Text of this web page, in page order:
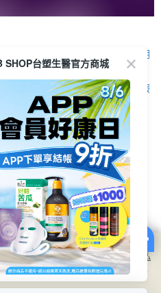
顯示電腦版詳細說明
客服
潤系列
使用 cookie 方式之詳情，及若您不希
的 cookie 設定，請參閱本網站「
隱私
網站即表示您同意本公司得按本網站使
SHOP台塑生醫官方商城
APP結帳享9折 & 滿千贈限量